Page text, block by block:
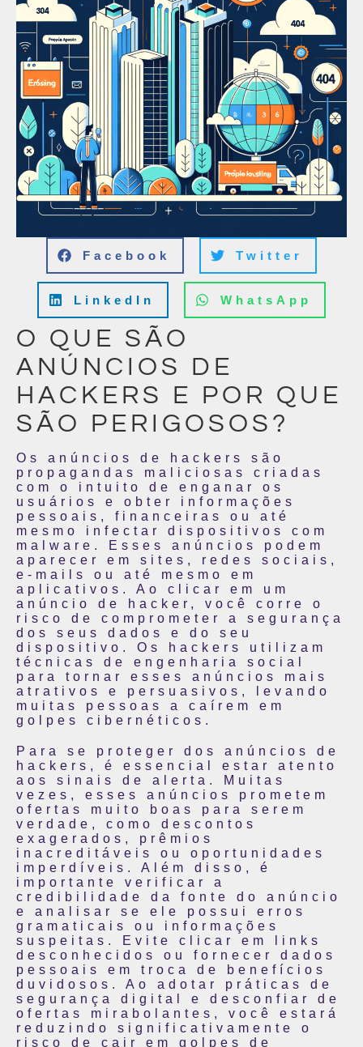
Facebook Twitter
LinkedIn WhatsApp
O QUE SÃO
ANÚNCIOS DE
HACKERS E POR QUE
SÃO PERIGOSOS?
Os anúncios de hackers são
propagandas maliciosas criadas
com o intuito de enganar os
usuários e obter informações
pessoais, financeiras ou até
mesmo infectar dispositivos com
malware. Esses anúncios podem
aparecer em sites, redes sociais,
e-mails ou até mesmo em
aplicativos. Ao clicar em um
anúncio de hacker, você corre o
risco de comprometer a segurança
dos seus dados e do seu
dispositivo. Os hackers utilizam
técnicas de engenharia social
para tornar esses anúncios mais
atrativos e persuasivos, levando
muitas pessoas a caírem em
golpes cibernéticos.
Para se proteger dos anúncios de
hackers, é essencial estar atento
aos sinais de alerta. Muitas
vezes, esses anúncios prometem
ofertas muito boas para serem
verdade, como descontos
exagerados, prêmios
inacreditáveis ou oportunidades
imperdíveis. Além disso, é
importante verificar a
credibilidade da fonte do anúncio
e analisar se ele possui erros
gramaticais ou informações
suspeitas. Evite clicar em links
desconhecidos ou fornecer dados
pessoais em troca de benefícios
duvidosos. Ao adotar práticas de
segurança digital e desconfiar de
ofertas mirabolantes, você estará
reduzindo significativamente o
risco de cair em golpes de